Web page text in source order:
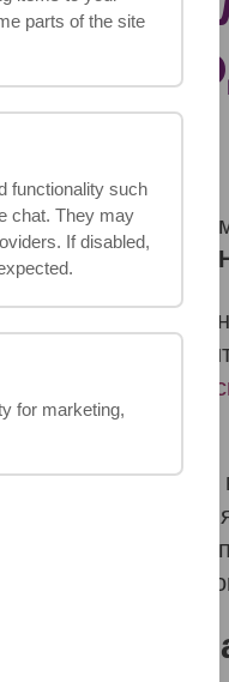
после
самых частых:
ответ, который
в
дорожно-
финансовом
почему
«налоговые
parts of the site
functionality such
chat. They may
If disabled,
for marketing,